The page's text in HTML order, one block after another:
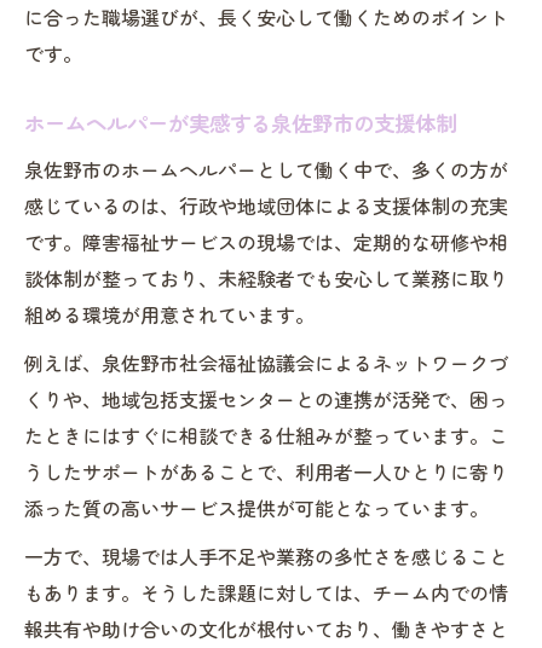
に合った職場選びが、長く安心して働くためのポイント
です。
ホームヘルパーが実感する泉佐野市の支援体制
泉佐野市のホームヘルパーとして働く中で、多くの方が
感じているのは、行政や地域団体による支援体制の充実
です。障害福祉サービスの現場では、定期的な研修や相
談体制が整っており、未経験者でも安心して業務に取り
組める環境が用意されています。
例えば、泉佐野市社会福祉協議会によるネットワークづ
くりや、地域包括支援センターとの連携が活発で、困っ
たときにはすぐに相談できる仕組みが整っています。こ
うしたサポートがあることで、利用者一人ひとりに寄り
添った質の高いサービス提供が可能となっています。
一方で、現場では人手不足や業務の多忙さを感じること
もあります。そうした課題に対しては、チーム内での情
報共有や助け合いの文化が根付いており、働きやすさと